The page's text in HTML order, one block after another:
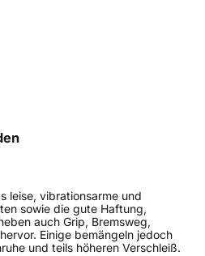
leise, vibrationsarme und
sowie die gute Haftung,
auch Grip, Bremsweg,
Einige bemängeln jedoch
und teils höheren Verschleiß.